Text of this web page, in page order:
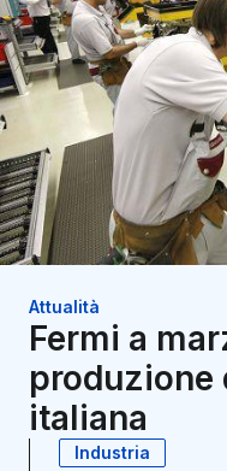
Attualità
Fermi a
italiana
Industria